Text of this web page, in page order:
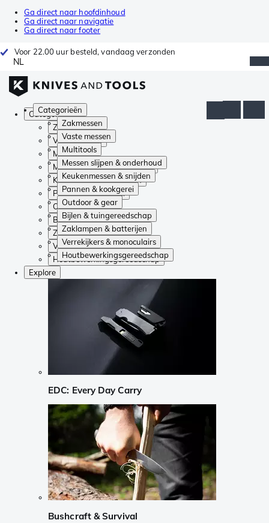
Ga direct naar hoofdinhoud
Ga direct naar navigatie
Ga direct naar footer
Voor 22.00 uur besteld, vandaag verzonden
NL
Categorieën
Zakmessen
Vaste messen
Multitools
Messen slijpen & onderhoud
Keukenmessen & snijden
Pannen & kookgerei
Outdoor & gear
Bijlen & tuingereedschap
Zaklampen & batterijen
Verrekijkers & monoculairs
Houtbewerkingsgereedschap
Categorieën
Zakmessen
Vaste messen
Multitools
Messen slijpen & onderhoud
Keukenmessen & snijden
Pannen & kookgerei
Outdoor & gear
Bijlen & tuingereedschap
Zaklampen & batterijen
Verrekijkers & monoculairs
Houtbewerkingsgereedschap
Explore
EDC: Every Day Carry
Bushcraft & Survival